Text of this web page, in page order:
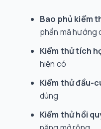
Bao phủ kiểm
phần mã hướng
Kiểm thử tích
hiện có
Kiểm thử đầu-
dùng
Kiểm thử hồi